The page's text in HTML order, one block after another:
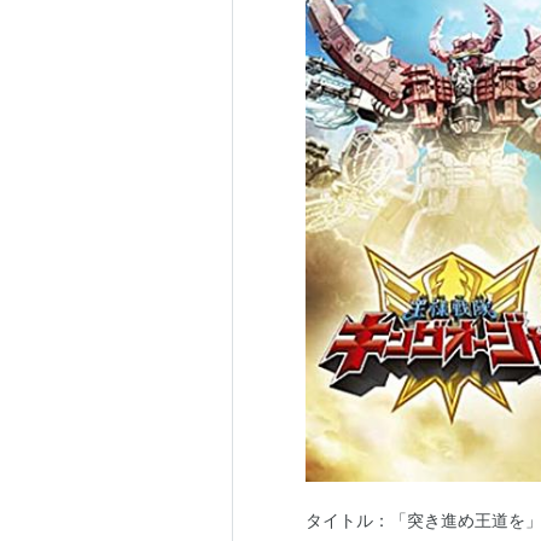
タイトル：「突き進め王道を」